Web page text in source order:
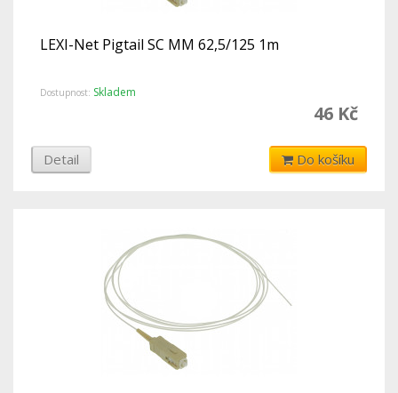
LEXI-Net Pigtail SC MM 62,5/125 1m
Dostupnost: Skladem
46 Kč
Detail Do košíku